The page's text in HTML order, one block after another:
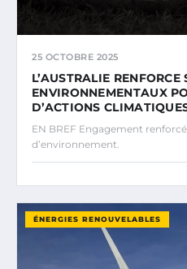
25 OCTOBRE 2025
L’AUSTRALIE
ENVIRONNEMENTAUX
D’ACTIONS
EN BREF Engagement
d’environnement.
ÉNERGIES RENOUVELABLES